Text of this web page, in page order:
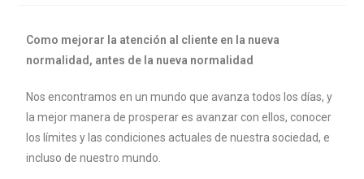
Como mejorar la atención al cliente en la nueva
normalidad, antes de la nueva normalidad
Nos encontramos en un mundo que avanza todos los días, y
la mejor manera de prosperar es avanzar con ellos, conocer
los límites y las condiciones actuales de nuestra sociedad, e
incluso de nuestro mundo.